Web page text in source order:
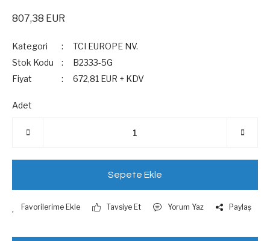
807,38 EUR
Kategori
TCI EUROPE NV.
Stok Kodu
B2333-5G
Fiyat
672,81 EUR + KDV
Adet
Sepete Ekle
Tavsiye Et Yorum Yaz Paylaş